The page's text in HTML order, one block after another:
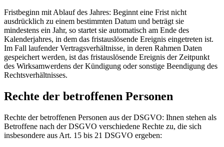
Fristbeginn mit Ablauf des Jahres: Beginnt eine Frist nicht
ausdrücklich zu einem bestimmten Datum und beträgt sie
mindestens ein Jahr, so startet sie automatisch am Ende des
Kalenderjahres, in dem das fristauslösende Ereignis eingetreten ist.
Im Fall laufender Vertragsverhältnisse, in deren Rahmen Daten
gespeichert werden, ist das fristauslösende Ereignis der Zeitpunkt
des Wirksamwerdens der Kündigung oder sonstige Beendigung des
Rechtsverhältnisses.
Rechte der betroffenen Personen
Rechte der betroffenen Personen aus der DSGVO: Ihnen stehen als
Betroffene nach der DSGVO verschiedene Rechte zu, die sich
insbesondere aus Art. 15 bis 21 DSGVO ergeben: